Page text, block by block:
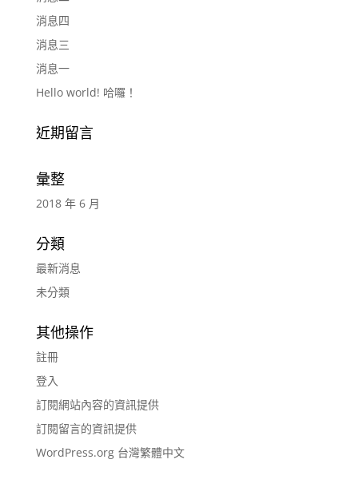
消息四
消息三
消息一
Hello world! 哈囉！
近期留言
彙整
2018 年 6 月
分類
最新消息
未分類
其他操作
註冊
登入
訂閱網站內容的資訊提供
訂閱留言的資訊提供
WordPress.org 台灣繁體中文